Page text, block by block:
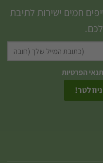
חמים ישירות לתיבת
תנאי הפרטיות